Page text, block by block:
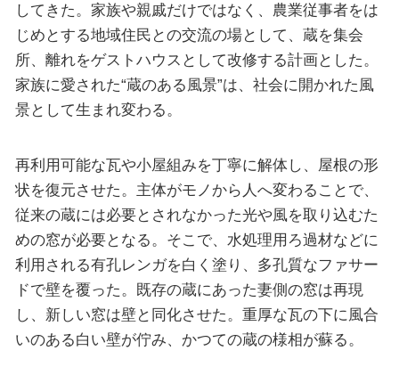
してきた。家族や親戚だけではなく、農業従事者をは
じめとする地域住民との交流の場として、蔵を集会
所、離れをゲストハウスとして改修する計画とした。
家族に愛された“蔵のある風景”は、社会に開かれた風
景として生まれ変わる。
再利用可能な瓦や小屋組みを丁寧に解体し、屋根の形
状を復元させた。主体がモノから人へ変わることで、
従来の蔵には必要とされなかった光や風を取り込むた
めの窓が必要となる。そこで、水処理用ろ過材などに
利用される有孔レンガを白く塗り、多孔質なファサー
ドで壁を覆った。既存の蔵にあった妻側の窓は再現
し、新しい窓は壁と同化させた。重厚な瓦の下に風合
いのある白い壁が佇み、かつての蔵の様相が蘇る。